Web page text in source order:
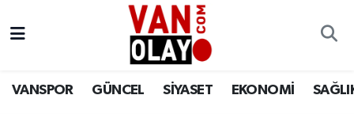
VANSPOR GÜNCEL SİYASET EKONOMİ
Van Nöbetçi Eczaneler